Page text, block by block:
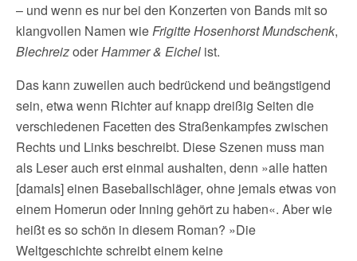
– und wenn es nur bei den Konzerten von Bands mit so
klangvollen Namen wieFrigitte Hosenhorst Mundschenk,
BlechreizoderHammer & Eichel ist.
Das kann zuweilen auch bedrückend und beängstigend
sein, etwa wenn Richter auf knapp dreißig Seiten die
verschiedenen Facetten des Straßenkampfes zwischen
Rechts und Links beschreibt. Diese Szenen muss man
als Leser auch erst einmal aushalten, denn »alle hatten
[damals] einen Baseballschläger, ohne jemals etwas von
einem Homerun oder Inning gehört zu haben«. Aber wie
heißt es so schön in diesem Roman? »Die
Weltgeschichte schreibt einem keine